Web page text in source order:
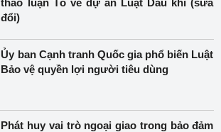
thảo luận Tổ về dự án Luật Dầu khí (sửa
đổi)
Ủy ban Cạnh tranh Quốc gia phổ biến Luật
Bảo vệ quyền lợi người tiêu dùng
Phát huy vai trò ngoại giao trong bảo đảm